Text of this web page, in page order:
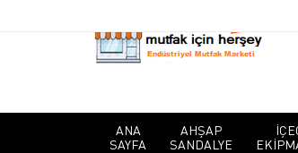
ANA
SAYFA
AHŞAP
SANDALYE